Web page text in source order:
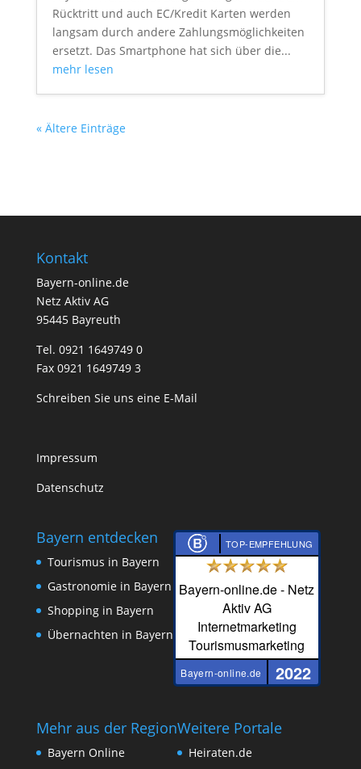
Rücktritt und auch EC/Kredit Karten werden
langsam durch andere Zahlungsmöglichkeiten
ersetzt. Das Smartphone hat sich über die...
mehr lesen
« Ältere Einträge
Kontakt
Bayern-online.de
Netz Aktiv AG
95445 Bayreuth
Tel. 0921 1649749 0
Fax 0921 1649749 3
Schreiben Sie uns eine E-Mail
Impressum
Datenschutz
Bayern entdecken
Tourismus in Bayern
Gastronomie in Bayern
Shopping in Bayern
Übernachten in Bayern
TOP-EMPFEHLUNG
Bayern-online.de - Netz
Aktiv AG
Internetmarketing
Tourismusmarketing
Bayern-online.de 2022
Mehr aus der Region
Bayern Online
Weitere Portale
Heiraten.de